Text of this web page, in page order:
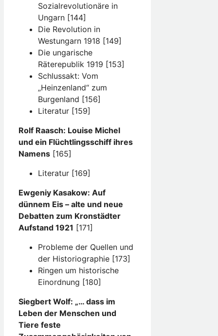
Sozialrevolutionäre in
Ungarn [144]
Die Revolution in
Westungarn 1918 [149]
Die ungarische
Räterepublik 1919 [153]
Schlussakt: Vom
„Heinzenland“ zum
Burgenland [156]
Literatur [159]
Rolf Raasch: Louise Michel
und ein Flüchtlingsschiff ihres
Namens [165]
Literatur [169]
Ewgeniy Kasakow: Auf
dünnem Eis – alte und neue
Debatten zum Kronstädter
Aufstand 1921 [171]
Probleme der Quellen und
der Historiographie [173]
Ringen um historische
Einordnung [180]
Siegbert Wolf: „… dass im
Leben der Menschen und
Tiere feste